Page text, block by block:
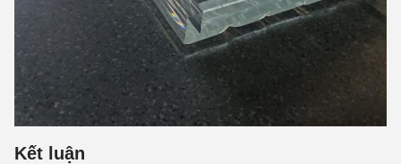
Kết luận